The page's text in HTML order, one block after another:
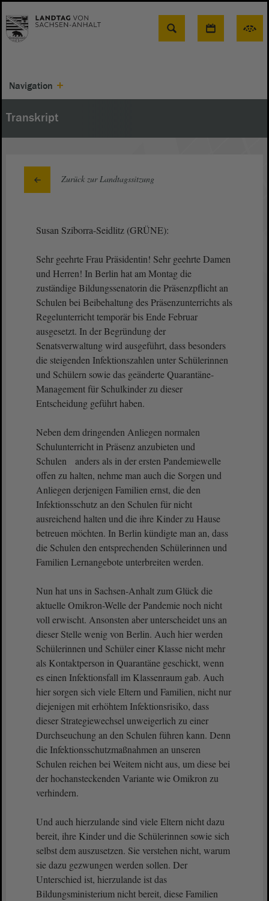
Suche
Navigation
Transkript
Zurück zur Landtagssitzung
Susan Sziborra-Seidlitz (GRÜNE):
Sehr geehrte Frau Präsidentin! Sehr geehrte Damen
und Herren! In Berlin hat am Montag die
zuständige Bildungssenatorin die Präsenzpflicht an
Schulen bei Beibehaltung des Präsenzunterrichts als
Regelunterricht temporär bis Ende Februar
ausgesetzt. In der Begründung der
Senatsverwaltung wird ausgeführt, dass besonders
die steigenden Infektionszahlen unter Schülerinnen
und Schülern sowie das geänderte Quarantäne-
Management für Schulkinder zu dieser
Entscheidung geführt haben.
Neben dem dringenden Anliegen normalen
Schulunterricht in Präsenz anzubieten und
Schulen anders als in der ersten Pandemiewelle
offen zu halten, nehme man auch die Sorgen und
Anliegen derjenigen Familien ernst, die den
Infektionsschutz an den Schulen für nicht
ausreichend halten und die ihre Kinder zu Hause
betreuen möchten. In Berlin kündigte man an, dass
die Schulen den entsprechenden Schülerinnen und
Familien Lernangebote unterbreiten werden.
Nun hat uns in Sachsen-Anhalt zum Glück die
aktuelle Omikron-Welle der Pandemie noch nicht
voll erwischt. Ansonsten aber unterscheidet uns an
dieser Stelle wenig von Berlin. Auch hier werden
Schülerinnen und Schüler einer Klasse nicht mehr
als Kontaktperson in Quarantäne geschickt, wenn
es einen Infektionsfall im Klassenraum gab. Auch
hier sorgen sich viele Eltern und Familien, nicht nur
diejenigen mit erhöhtem Infektionsrisiko, dass
dieser Strategiewechsel unweigerlich zu einer
Durchseuchung an den Schulen führen kann. Denn
die Infektionsschutzmaßnahmen an unseren
Schulen reichen bei Weitem nicht aus, um diese bei
der hochansteckenden Variante wie Omikron zu
verhindern.
Und auch hierzulande sind viele Eltern nicht dazu
bereit, ihre Kinder und die Schülerinnen sowie sich
selbst dem auszusetzen. Sie verstehen nicht, warum
sie dazu gezwungen werden sollen. Der
Unterschied ist, hierzulande ist das
Bildungsministerium nicht bereit, diese Familien